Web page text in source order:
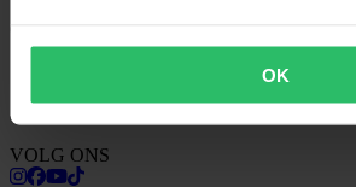
OK
VOLG ONS